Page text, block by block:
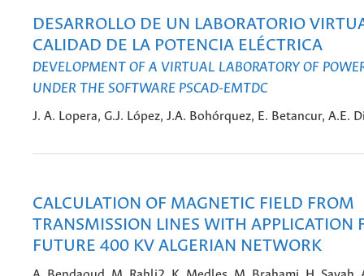
DESARROLLO DE UN LABORATORIO
CALIDAD DE LA POTENCIA ELÉCTRICA
DEVELOPMENT OF A VIRTUAL LABORATORY OF
UNDER THE SOFTWARE PSCAD-EMTDC
J. A. Lopera, G.J. López, J.A. Bohórquez, E. Betancur, A.E.
CALCULATION OF MAGNETIC FIELD FROM
TRANSMISSION LINES WITH APPLICATION
FUTURE 400 KV ALGERIAN NETWORK